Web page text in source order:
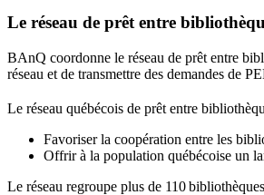
Le réseau de prêt entre
BAnQ coordonne le réseau de prêt entre
réseau et de transmettre des demandes de
Le réseau québécois de prêt entre
Favoriser la coopération entre les
Offrir à la population québécoise un
Le réseau regroupe plus de 110bibliothè